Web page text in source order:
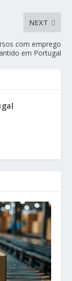
NEXT
com emprego
em Portugal